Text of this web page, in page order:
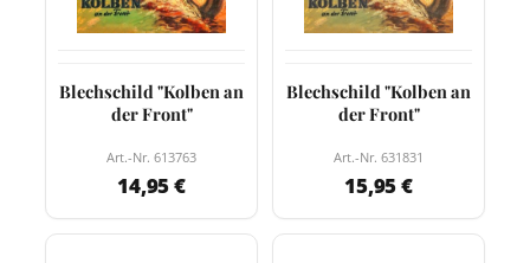
Blechschild "Kolben an
der Front"
Art.-Nr. 613763
14,95 €
Blechschild "Kolben an
der Front"
Art.-Nr. 631831
15,95 €